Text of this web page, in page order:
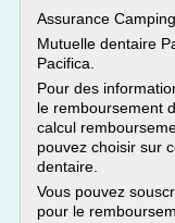
Assurance
Mutuelle dentaire
Pacifica.
Pour des
le remboursement
calcul
pouvez choisir sur
dentaire.
Vous pouvez
pour le